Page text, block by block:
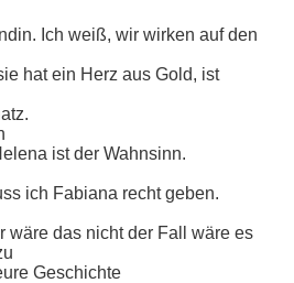
Ich weiß, wir wirken auf den
hat ein Herz aus Gold, ist
ist der Wahnsinn.
ich Fabiana recht geben.
wäre das nicht der Fall wäre es
Geschichte